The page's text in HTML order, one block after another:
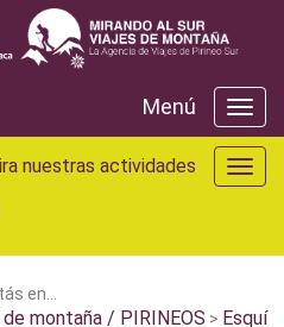
Menú
Menú
Mira
nuestras actividades
en...
de montaña / PIRINEOS > Esquí